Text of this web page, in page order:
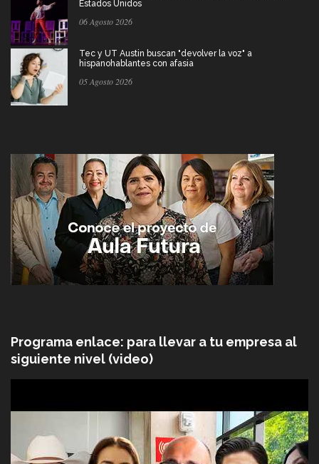
Estados Unidos
06 Agosto 2026
Tec y UT Austin buscan "devolver la voz" a
hispanohablantes con afasia
05 Agosto 2026
Programa enlace: para llevar a tu empresa al
siguiente nivel (video)